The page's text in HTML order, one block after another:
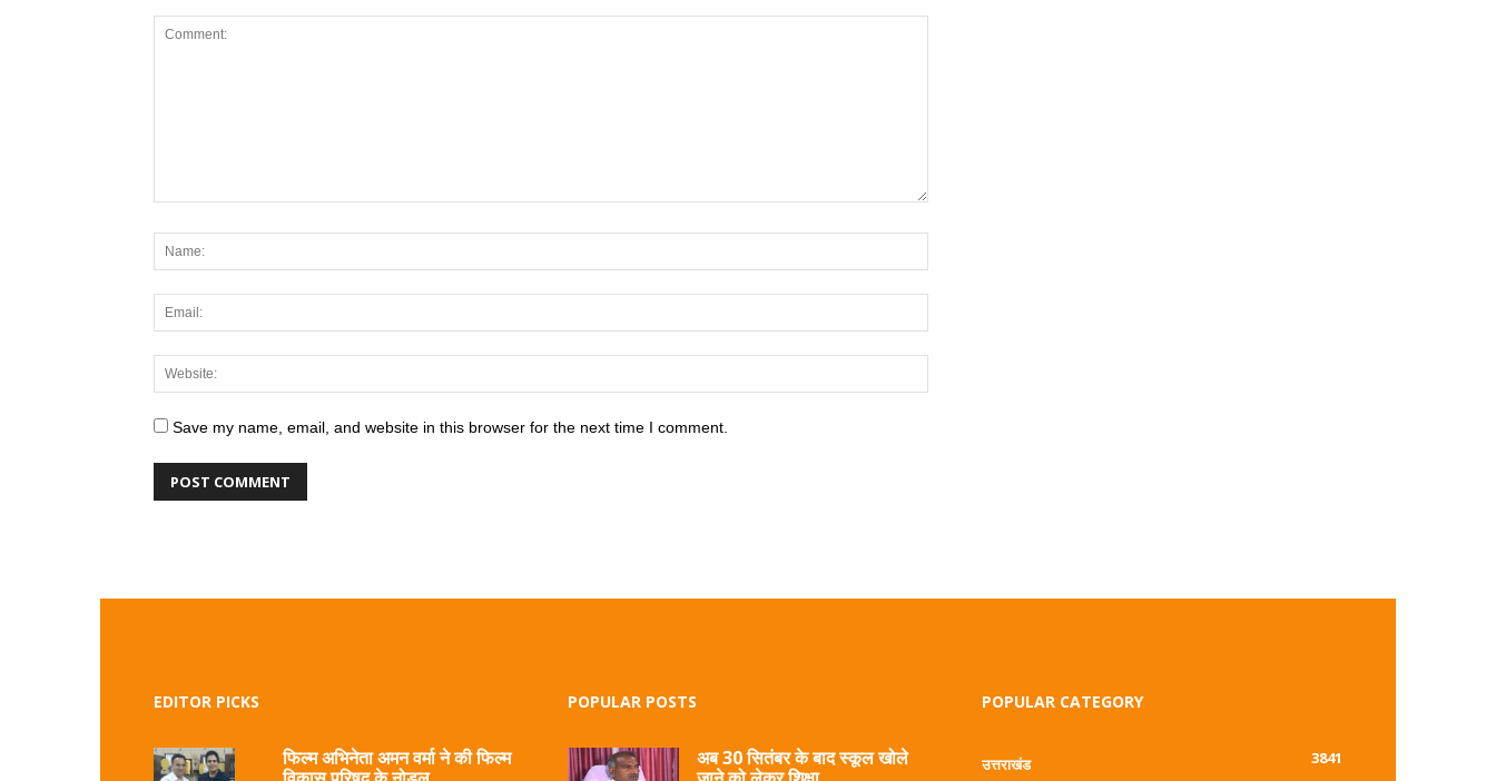
Save my name, email, and website in this browser for the next time I comment.
EDITOR PICKS
फिल्म अभिनेता अमन वर्मा ने की फिल्म
POPULAR POSTS
अब 30 सितंबर के बाद स्कूल खोले
POPULAR CATEGORY
उत्तराखंड 3841